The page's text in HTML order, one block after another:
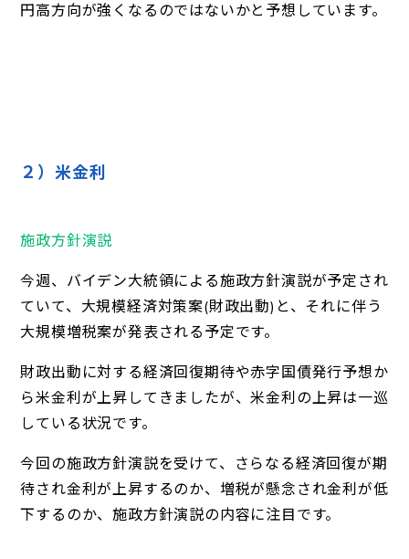
円高方向が強くなるのではないかと予想しています。
２）米金利
施政方針演説
今週、バイデン大統領による施政方針演説が予定され
ていて、大規模経済対策案(財政出動)と、それに伴う
大規模増税案が発表される予定です。
財政出動に対する経済回復期待や赤字国債発行予想か
ら米金利が上昇してきましたが、米金利の上昇は一巡
している状況です。
今回の施政方針演説を受けて、さらなる経済回復が期
待され金利が上昇するのか、増税が懸念され金利が低
下するのか、施政方針演説の内容に注目です。